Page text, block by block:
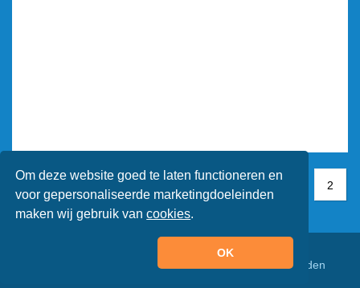
Om deze website goed te laten functioneren en
voor gepersonaliseerde marketingdoeleinden
maken wij gebruik vancookies.
OK
2
© Animaatjes.nl - 2005/2026 - Alle rechten voorbehouden